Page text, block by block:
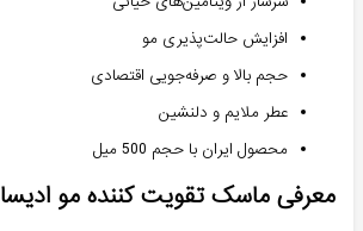
افزایش حالت‌پذیری مو
حجم بالا و صرفه‌جویی اقتصادی
عطر ملایم و دلنشین
محصول ایران با حجم 500 میل
معرفی ماسک تقویت کننده مو ادیسا